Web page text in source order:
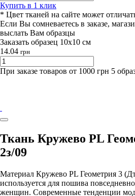
Купить в 1 клик
* Цвет тканей на сайте может
Если Вы сомневаетесь в заказе,
выслать Вам образцы
Заказать образец 10х10 см
14.04 грн
При заказе товаров от 1000 грн 5
Ткань Кружево PL
2з/09
Материал Кружево PL Геометрия 3
используется для пошива
женщин. Современные тенденции